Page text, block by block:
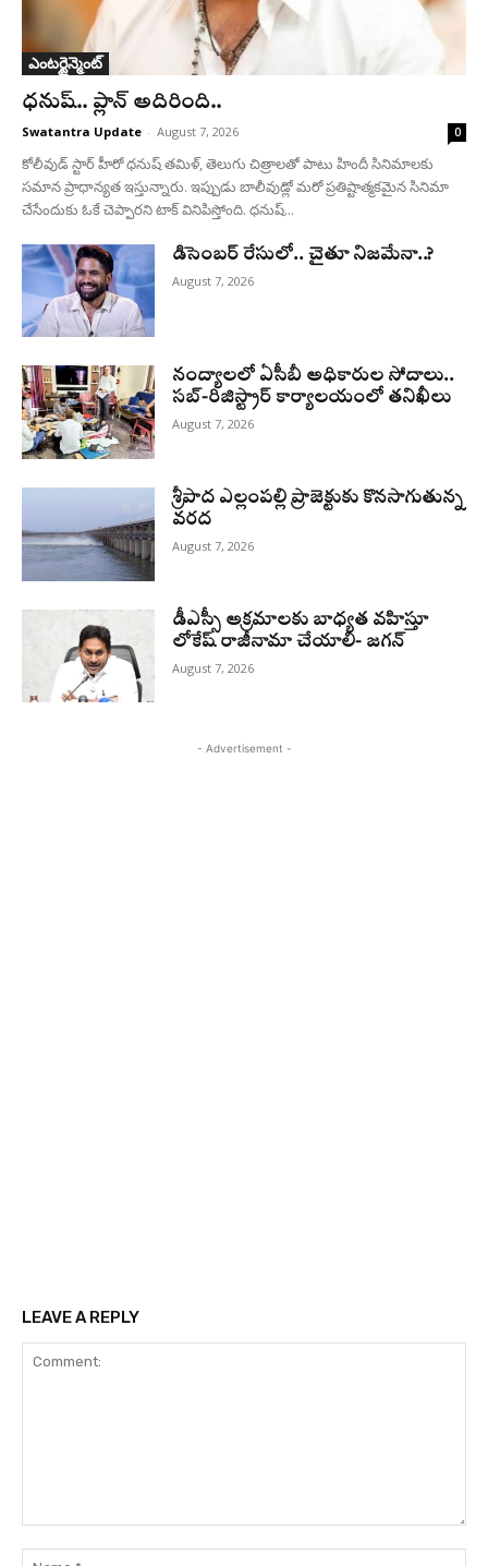
ఎంటర్టైన్మెంట్
ధనుష్‌.. ప్లాన్ అదిరింది..
Swatantra Update - August 7, 2026 0
కోలీవుడ్ స్టార్ హీరో ధనుష్ తమిళ్, తెలుగు చిత్రాలతో పాటు హిందీ సినిమాలకు
సమాన ప్రాధాన్యత ఇస్తున్నారు. ఇప్పుడు బాలీవుడ్లో మరో ప్రతిష్టాత్మకమైన సినిమా
చేసేందుకు ఓకే చెప్పారని టాక్ వినిపిస్తోంది. ధనుష్...
డిసెంబర్ రేసులో.. చైతూ నిజమేనా..?
August 7, 2026
నంద్యాలలో ఏసీబీ అధికారుల సోదాలు..
సబ్-రిజిస్ట్రార్ కార్యాలయంలో తనిఖీలు
August 7, 2026
శ్రీపాద ఎల్లంపల్లి ప్రాజెక్టుకు కొనసాగుతున్న
వరద
August 7, 2026
డీఎస్సీ అక్రమాలకు బాధ్యత వహిస్తూ
లోకేష్‌ రాజీనామా చేయాలి- జగన్
August 7, 2026
- Advertisement -
LEAVE A REPLY